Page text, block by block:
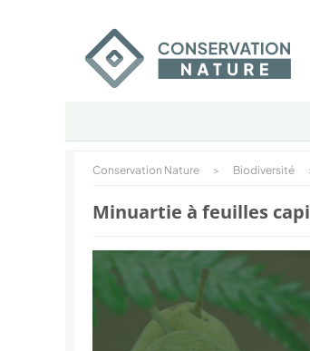
Conservation Nature > Biodiversité
Minuartie à feuilles